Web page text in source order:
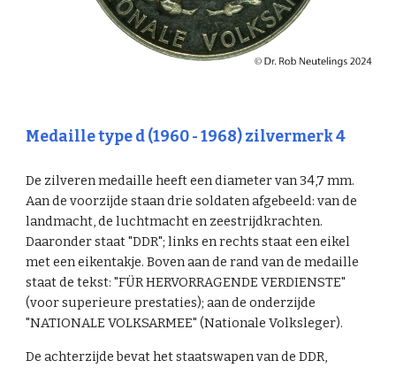
Medaille type d (1960 - 1968) zilvermerk 4
De zilveren medaille heeft een diameter van 34,7 mm.
Aan de voorzijde staan drie soldaten afgebeeld: van de
landmacht, de luchtmacht en zeestrijdkrachten.
Daaronder staat "DDR"; links en rechts staat een eikel
met een eikentakje. Boven aan de rand van de medaille
staat de tekst: "FÜR HERVORRAGENDE VERDIENSTE"
(voor superieure prestaties); aan de onderzijde
"NATIONALE VOLKSARMEE" (Nationale Volksleger).
De achterzijde bevat het staatswapen van de DDR,